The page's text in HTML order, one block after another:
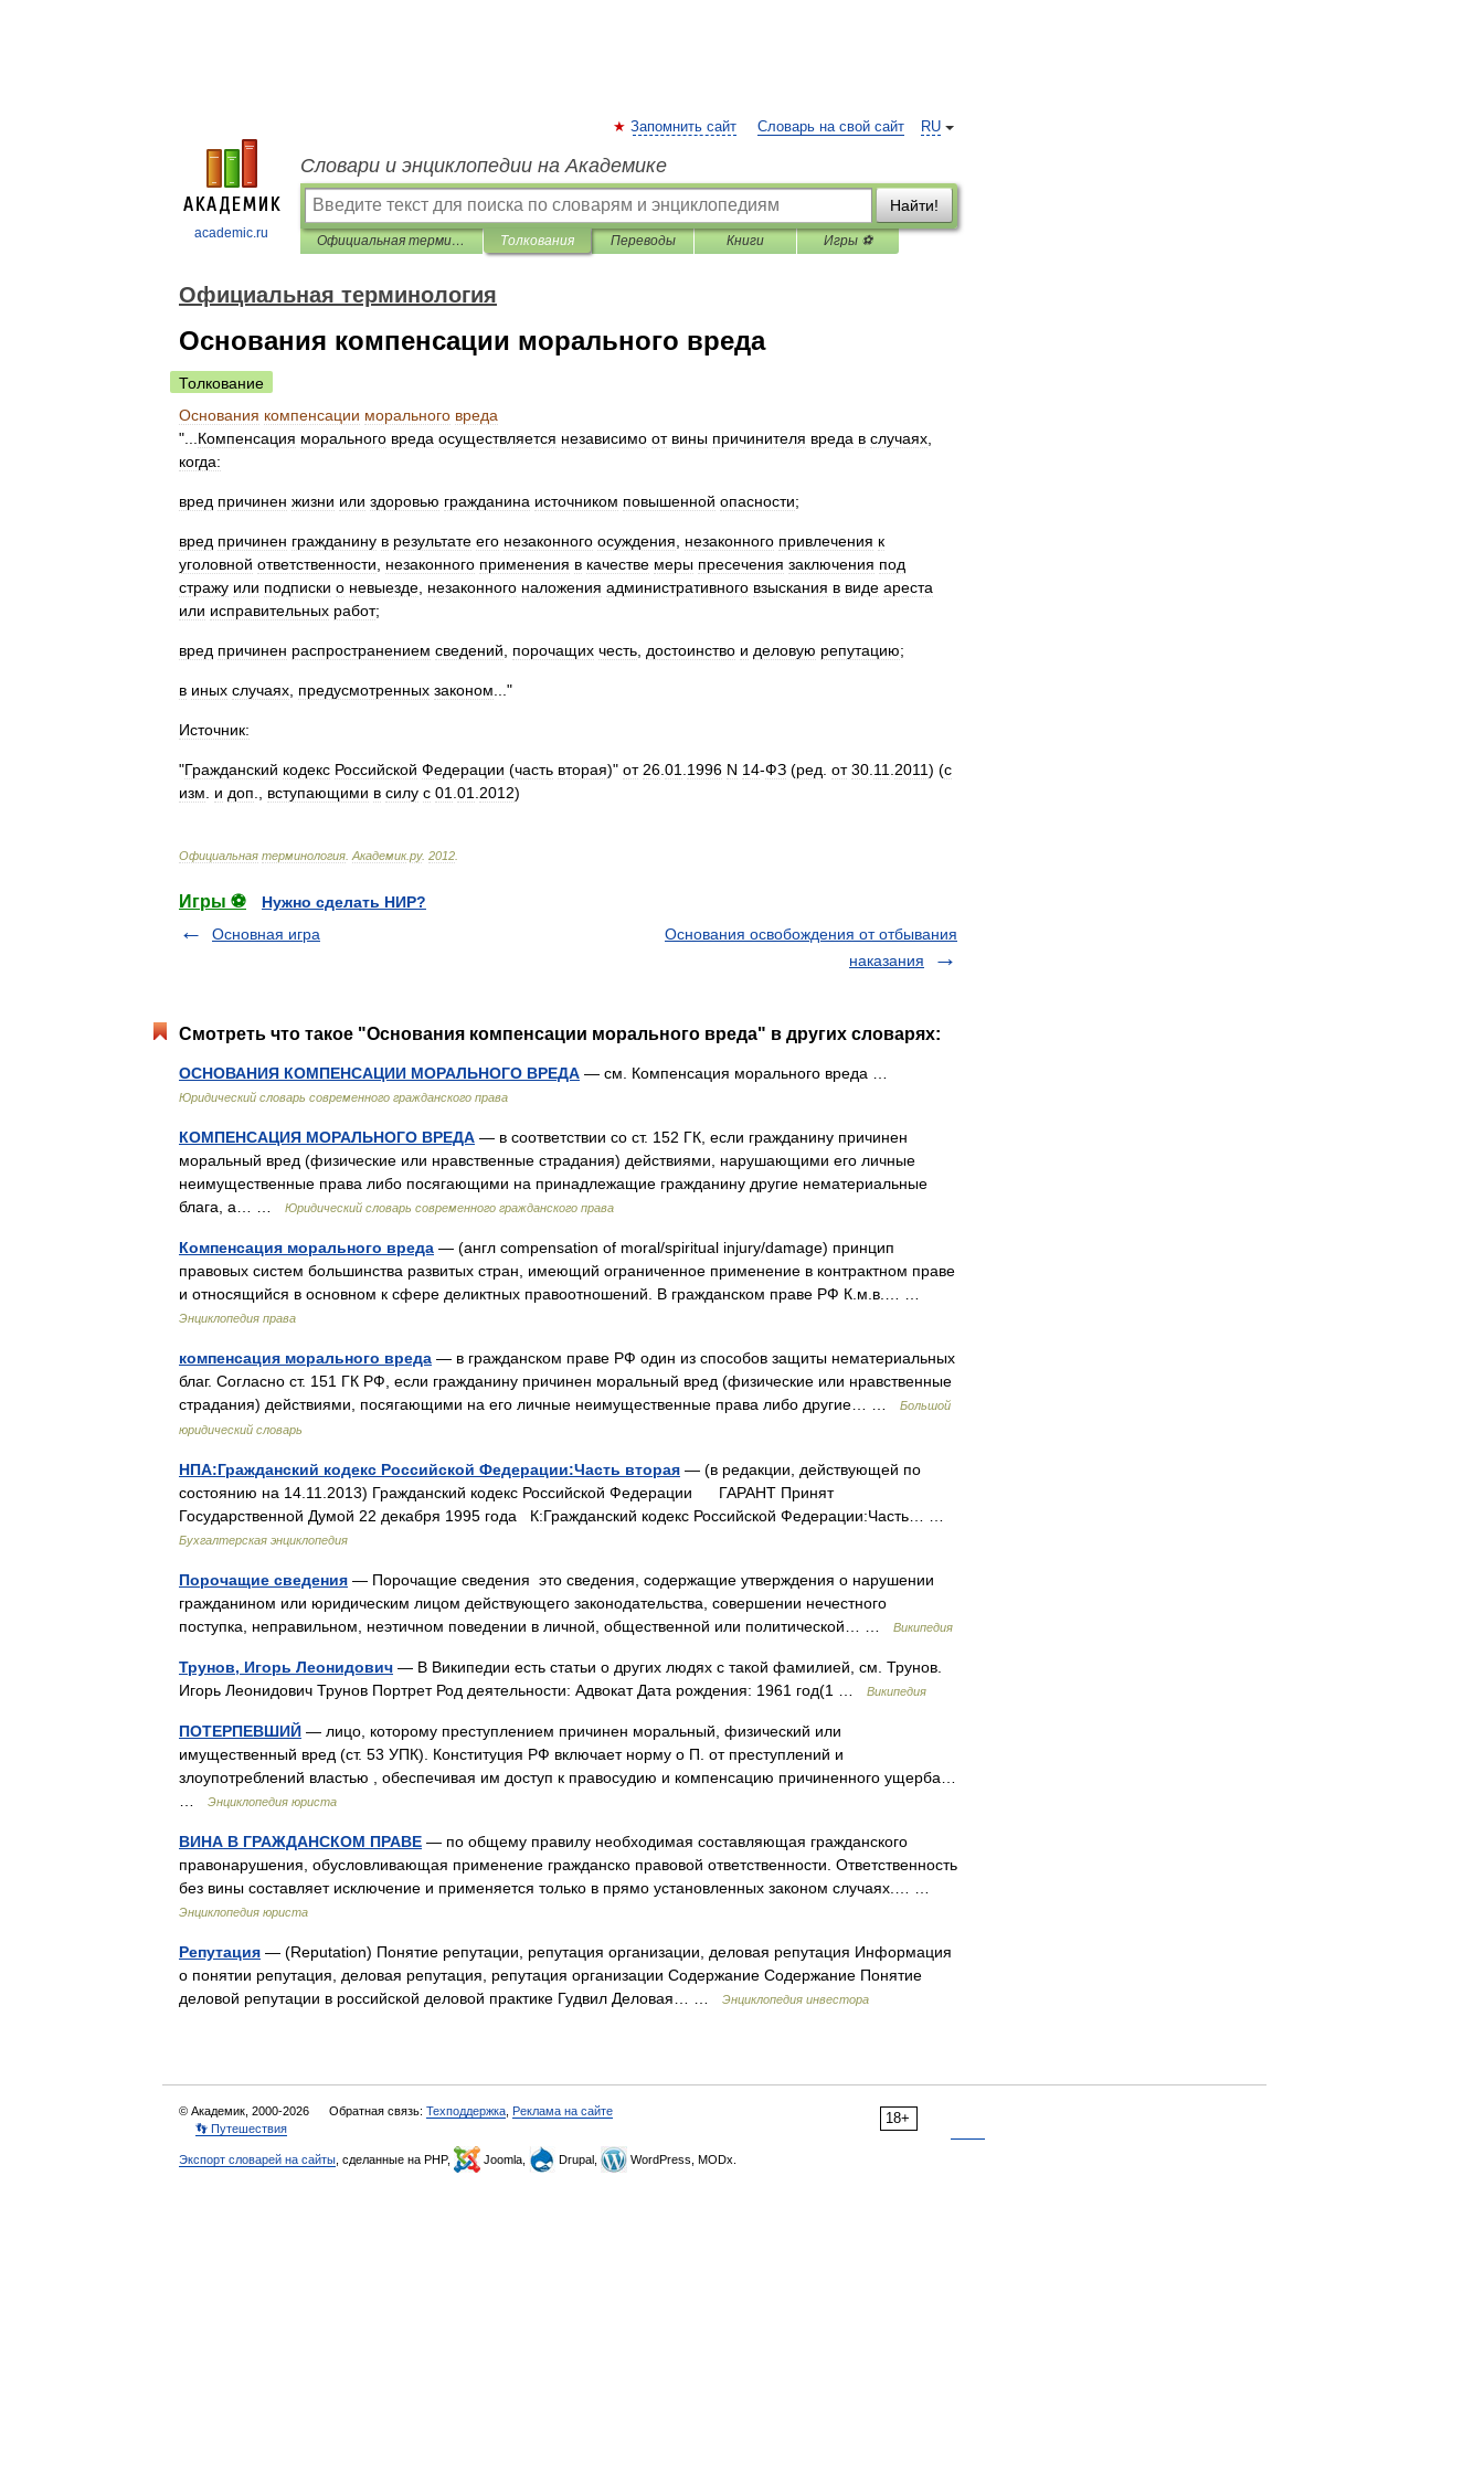
academic.ru
RU
Запомнить сайт Словарь на свой сайт
Словари и энциклопедии на Академике
Найти!
Официальная терминология Толкования Переводы Книги Игры ⚽
Официальная терминология
Основания компенсации морального вреда
Толкование
Основания компенсации морального вреда
"... Компенсация морального вреда осуществляется независимо от вины причинителя вреда в случаях
когда:
вред причинен жизни или здоровью гражданина источником повышенной опасности;
вред причинен гражданину в результате его незаконного осуждения незаконного привлечения к
уголовной ответственности незаконного применения в качестве меры пресечения заключения под
стражу или подписки о невыезде незаконного наложения административного взыскания в виде ареста
или исправительных работ;
вред причинен распространением сведений порочащих честь достоинство и деловую репутацию;
в иных случаях предусмотренных законом ..."
Источник:
"Гражданский кодекс Российской Федерации (часть вторая)" от 26 01 1996 N 14-ФЗ (ред от 30 11 2011) (с
изм
и доп вступающими в силу с 01 01 2012)
Официальная терминология Академик.ру. 2012
Игры ⚽
Нужно сделать НИР?
Основная игра
Основания освобождения от отбывания
наказания
Смотреть что такое "Основания компенсации морального вреда" в других словарях:
ОСНОВАНИЯ КОМПЕНСАЦИИ МОРАЛЬНОГО ВРЕДА — см. Компенсация морального вреда …
Юридический словарь современного гражданского права
КОМПЕНСАЦИЯ МОРАЛЬНОГО ВРЕДА — в соответствии со ст. 152 ГК, если гражданину причинен
моральный вред (физические или нравственные страдания) действиями, нарушающими его личные
неимущественные права либо посягающими на принадлежащие гражданину другие нематериальные
блага, а… …
Юридический словарь современного гражданского права
Компенсация морального вреда — (англ compensation of moral/spiritual injury/damage) принцип
правовых систем большинства развитых стран, имеющий ограниченное применение в контрактном праве
и относящийся в основном к сфере деликтных правоотношений. В гражданском праве РФ К.м.в.… …
Энциклопедия права
компенсация морального вреда — в гражданском праве РФ один из способов защиты нематериальных
благ. Согласно ст. 151 ГК РФ, если гражданину причинен моральный вред (физические или нравственные
страдания) действиями, посягающими на его личные неимущественные права либо другие… …
Большой
юридический словарь
НПА:Гражданский кодекс Российской Федерации:Часть вторая — (в редакции, действующей по
состоянию на 14.11.2013) Гражданский кодекс Российской Федерации ГАРАНТ Принят
Государственной Думой 22 декабря 1995 года К:Гражданский кодекс Российской Федерации:Часть… …
Бухгалтерская энциклопедия
Порочащие сведения — Порочащие сведения это сведения, содержащие утверждения о нарушении
гражданином или юридическим лицом действующего законодательства, совершении нечестного
поступка, неправильном, неэтичном поведении в личной, общественной или политической… …
Википедия
Трунов, Игорь Леонидович — В Википедии есть статьи о других людях с такой фамилией, см. Трунов.
Игорь Леонидович Трунов Портрет Род деятельности: Адвокат Дата рождения: 1961 год(1 …
Википедия
ПОТЕРПЕВШИЙ — лицо, которому преступлением причинен моральный, физический или
имущественный вред (ст. 53 УПК). Конституция РФ включает норму о П. от преступлений и
злоупотреблений властью , обеспечивая им доступ к правосудию и компенсацию причиненного ущерба…
Энциклопедия юриста
ВИНА В ГРАЖДАНСКОМ ПРАВЕ — по общему правилу необходимая составляющая гражданского
правонарушения, обусловливающая применение гражданско правовой ответственности. Ответственность
без вины составляет исключение и применяется только в прямо установленных законом случаях.… …
Энциклопедия юриста
Репутация — (Reputation) Понятие репутации, репутация организации, деловая репутация Информация
о понятии репутация, деловая репутация, репутация организации Содержание Содержание Понятие
деловой репутации в российской деловой практике Гудвил Деловая… …
Энциклопедия инвестора
18+
© Академик, 2000-2026 Обратная связь: Техподдержка Реклама на сайте
👣 Путешествия
Экспорт словарей на сайты , сделанные на PHP, Joomla, Drupal, WordPress, MODx.